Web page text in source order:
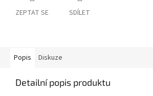
ZEPTAT SE SDÍLET
Popis Diskuze
Detailní popis produktu